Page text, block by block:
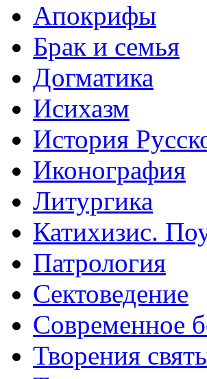
Апокрифы
Брак и семья
Догматика
Исихазм
История
Иконография
Литургика
Катихизис.
Патрология
Сектоведение
Современное
Творения